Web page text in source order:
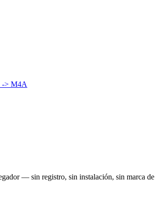
> M4A
— sin registro, sin instalación, sin marca de